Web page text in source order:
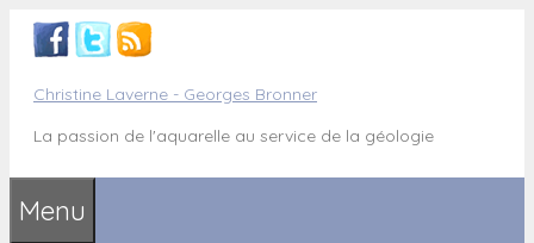
Aller
au
contenu
Christine Laverne - Georges Bronner
La passion de l'aquarelle au service de la géologie
Menu